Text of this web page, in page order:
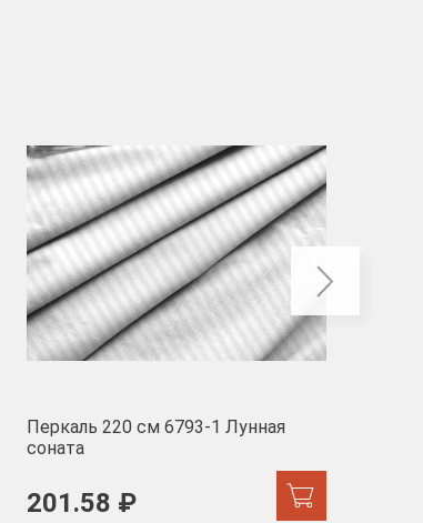
Перкаль 220 см 6793-1 Лунная
соната
201.58 ₽